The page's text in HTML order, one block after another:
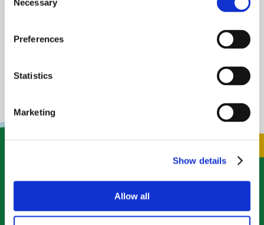
Selection
Necessary
Preferences
Statistics
Marketing
Show details
Allow all